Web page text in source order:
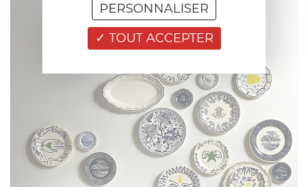
TOUT ACCEPTER
PERSONNALISER